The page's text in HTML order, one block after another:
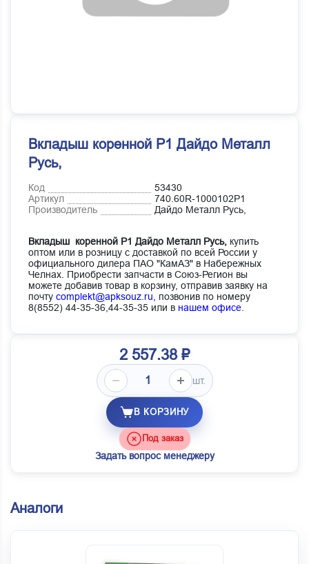
Вкладыш коренной Р1 Дайдо Металл
Русь,
Код
53430
Артикул
740.60R-1000102Р1
Производитель
Дайдо Металл Русь,
Вкладыш коренной Р1 Дайдо Металл Русь, купить
оптом или в розницу с доставкой по всей России у
официального дилера ПАО "КамАЗ" в Набережных
Челнах. Приобрести запчасти в Союз-Регион вы
можете добавив товар в корзину, отправив заявку на
почту complekt@apksouz.ru,
позвонив по номеру
8(8552) 44-35-36,44-35-35 или в нашем офисе
2 557.38 ₽
шт.
В КОРЗИНУ
Под заказ
Задать вопрос менеджеру
Аналоги